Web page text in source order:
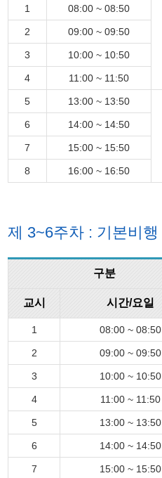
1
08:00 ~ 08:50
2 09:00 ~ 09:50
3 10:00 ~ 10:50
4 11:00 ~ 11:50
5 13:00 ~ 13:50
6 14:00 ~ 14:50
7 15:00 ~ 15:50
8 16:00 ~ 16:50
제 3~6주차 : 기본비행
구분
교시 시간/요일
1 08:00 ~ 08:50
2 09:00 ~ 09:50
3 10:00 ~ 10:50
4 11:00 ~ 11:50
5 13:00 ~ 13:50
6 14:00 ~ 14:50
7 15:00 ~ 15:50